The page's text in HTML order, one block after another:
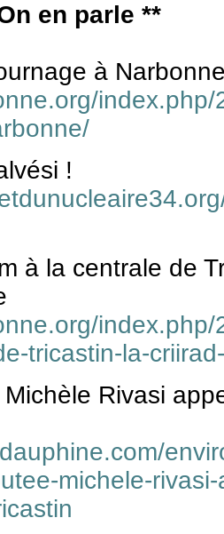
en parle **
à
!
à la centrale de
tricastin-la-
Michèle Rivasi
michele-